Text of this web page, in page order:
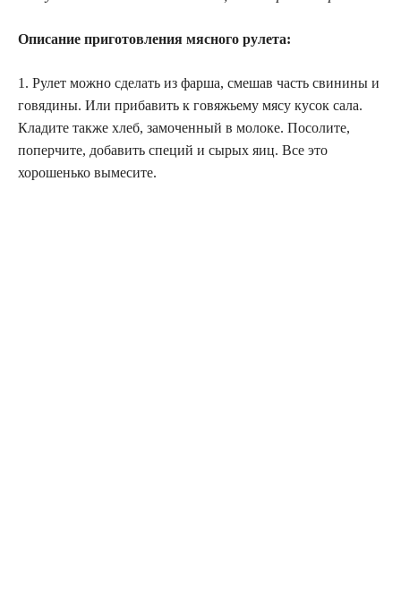
Описание приготовления мясного рулета:
1. Рулет можно сделать из фарша, смешав часть свинины и
говядины. Или прибавить к говяжьему мясу кусок сала.
Кладите также хлеб, замоченный в молоке. Посолите,
поперчите, добавить специй и сырых яиц. Все это
хорошенько вымесите.